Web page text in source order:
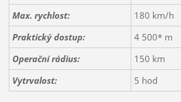
Max. rychlost:
180 km/h
Praktický dostup:
4 500* m
Operační rádius:
150 km
Vytrvalost:
5 hod